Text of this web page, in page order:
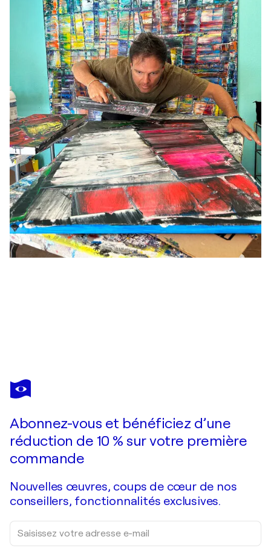
PRESTON M. SMITH (PMS)
Supply And Demand
Abonnez-vous et bénéficiez d’une
réduction de 10 % sur votre première
commande
Nouvelles œuvres, coups de cœur de nos
conseillers, fonctionnalités exclusives.